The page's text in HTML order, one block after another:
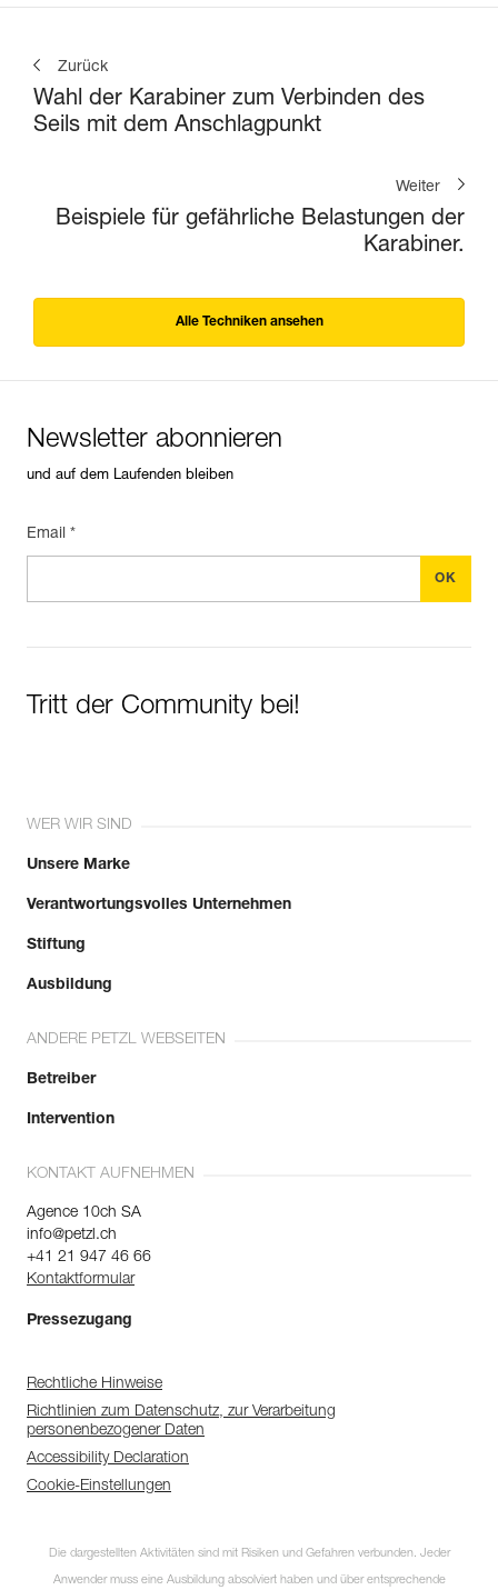
Zurück
Wahl der Karabiner zum Verbinden des
Seils mit dem Anschlagpunkt
Weiter
Beispiele für gefährliche Belastungen der
Karabiner.
Alle Techniken ansehen
Newsletter abonnieren
und auf dem Laufenden bleiben
Email *
Tritt der Community bei!
WER WIR SIND
Unsere Marke
Verantwortungsvolles Unternehmen
Stiftung
Ausbildung
ANDERE PETZL WEBSEITEN
Betreiber
Intervention
KONTAKT AUFNEHMEN
Agence 10ch SA
info@petzl.ch
+41 21 947 46 66
Kontaktformular
Pressezugang
Rechtliche Hinweise
Richtlinien zum Datenschutz, zur Verarbeitung
personenbezogener Daten
Accessibility Declaration
Cookie-Einstellungen
Die dargestellten Aktivitäten sind mit Risiken und Gefahren verbunden. Jeder
Anwender muss eine Ausbildung absolviert haben und über entsprechende